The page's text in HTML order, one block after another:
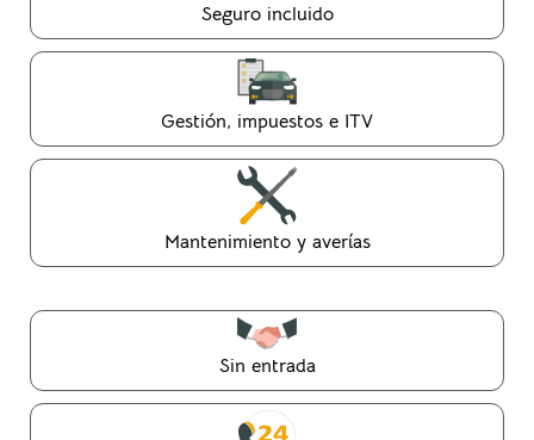
Seguro incluido
Gestión, impuestos e ITV
Mantenimiento y averías
Sin entrada